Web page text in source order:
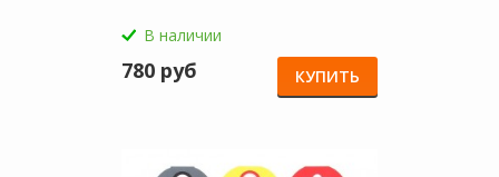
В наличии
780 руб КУПИТЬ